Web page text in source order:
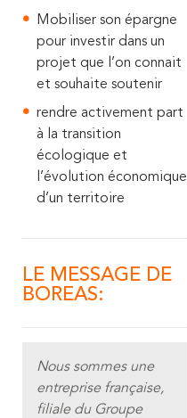
Mobiliser son épargne
pour investir dans un
projet que l’on connait
et souhaite soutenir
rendre activement part
à la transition
écologique et
l’évolution économique
d’un territoire
LE MESSAGE DE
BOREAS:
Nous sommes une
entreprise française,
filiale du Groupe